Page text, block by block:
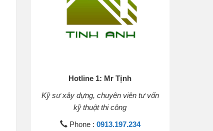
Hotline 1: Mr Tịnh
Kỹ sư xây dựng, chuyên viên tư vấn
kỹ thuật thi công
Phone : 0913.197.234